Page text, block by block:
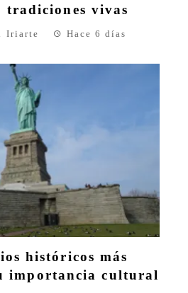
tradiciones vivas
Iriarte Hace 6 días
históricos más
importancia cultural